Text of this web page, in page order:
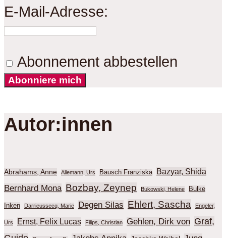
E-Mail-Adresse:
Abonnement abbestellen
Abonniere mich
Autor:innen
Abrahams, Anne Allemann, Urs Bausch Franziska Bazyar, Shida
Bernhard Mona Bozbay, Zeynep Bukowski, Helene Bulke
Inken Darrieussecq, Marie Degen Silas Ehlert, Sascha Engeler,
Urs Ernst, Felix Lucas Filips, Christian Gehlen, Dirk von Graf,